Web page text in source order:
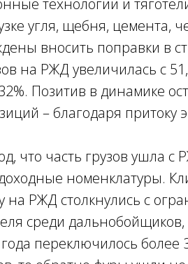
технологии и
угля, щебня,
вносить поправки в
на РЖД увеличилась с
Позитив в динамике
– благодаря притоку
что часть грузов ушла
номенклатуры.
на РЖД столкнулись с
среди дальнобойщиков,
переключилось